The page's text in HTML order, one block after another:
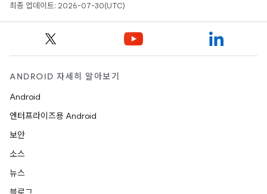
최종 업데이트: 2026-07-30(UTC)
ANDROID 자세히 알아보기
Android
엔터프라이즈용 Android
보안
소스
뉴스